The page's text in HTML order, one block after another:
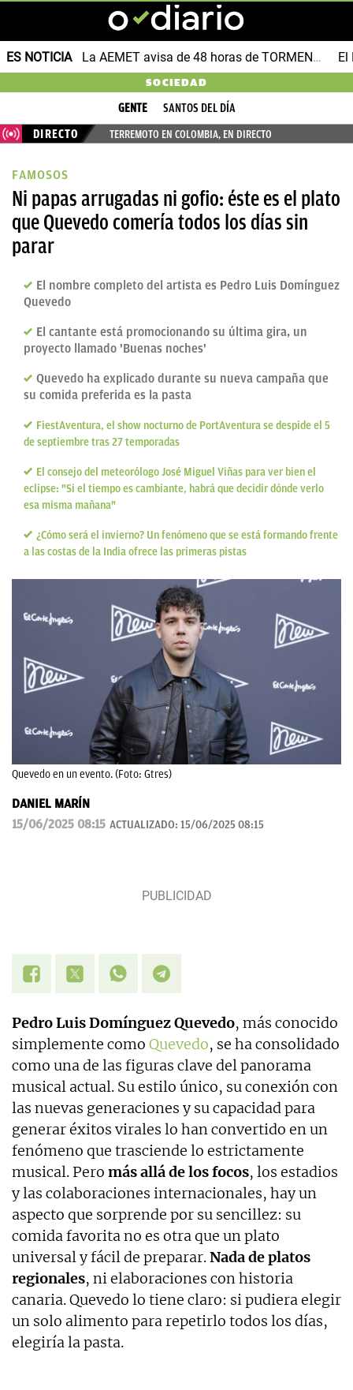
ES NOTICIA La AEMET avisa de 48 horas de TORMENTAS y GRANIZO
SOCIEDAD
GENTE
SANTOS DEL DÍA
DIRECTO
TERREMOTO EN COLOMBIA, EN DIRECTO
FAMOSOS
Ni papas arrugadas ni gofio: éste es el plato
que Quevedo comería todos los días sin
parar
El nombre completo del artista es Pedro Luis Domínguez
Quevedo
El cantante está promocionando su última gira, un
proyecto llamado 'Buenas noches'
Quevedo ha explicado durante su nueva campaña que
su comida preferida es la pasta
FiestAventura, el show nocturno de PortAventura se despide el 5
de septiembre tras 27 temporadas
El consejo del meteorólogo José Miguel Viñas para ver bien el
eclipse: "Si el tiempo es cambiante, habrá que decidir dónde verlo
esa misma mañana"
¿Cómo será el invierno? Un fenómeno que se está formando frente
a las costas de la India ofrece las primeras pistas
Quevedo en un evento. (Foto: Gtres)
DANIEL MARÍN
15/06/2025 08:15 ACTUALIZADO: 15/06/2025 08:15
Pedro Luis Domínguez Quevedo, más conocido
simplemente como Quevedo, se ha consolidado
como una de las figuras clave del panorama
musical actual. Su estilo único, su conexión con
las nuevas generaciones y su capacidad para
generar éxitos virales lo han convertido en un
fenómeno que trasciende lo estrictamente
musical. Pero más allá de los focos, los estadios
y las colaboraciones internacionales, hay un
aspecto que sorprende por su sencillez: su
comida favorita no es otra que un plato
universal y fácil de preparar.Nada de platos
regionales, ni elaboraciones con historia
canaria. Quevedo lo tiene claro: si pudiera elegir
un solo alimento para repetirlo todos los días,
elegiría la pasta.